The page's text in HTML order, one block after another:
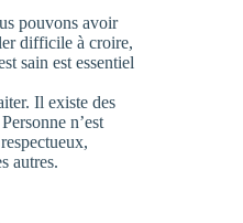
pouvons avoir
difficile à croire,
sain est essentiel
Il existe des
n’est
autres.